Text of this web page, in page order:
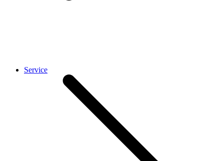
Service